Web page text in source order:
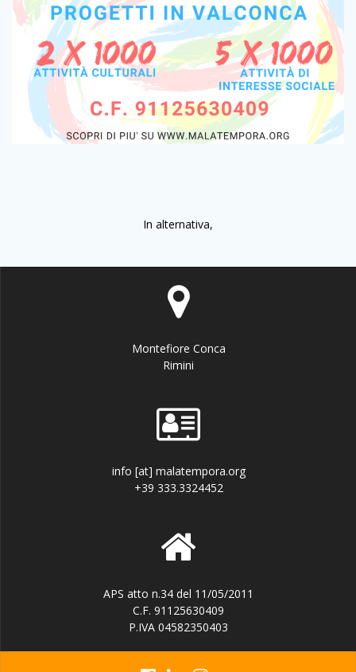
In alternativa,
Montefiore Conca
Rimini
info [at] malatempora.org
+39 333.3324452
APS atto n.34 del 11/05/2011
C.F. 91125630409
P.IVA 04582350403